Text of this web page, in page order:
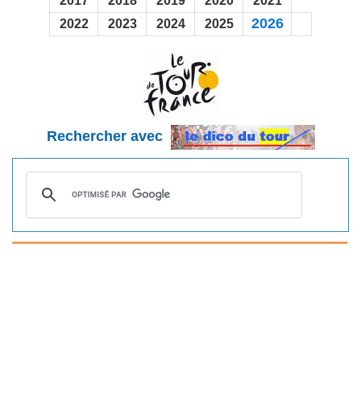
2022
2023 2024 2025 2026
Rechercher avec